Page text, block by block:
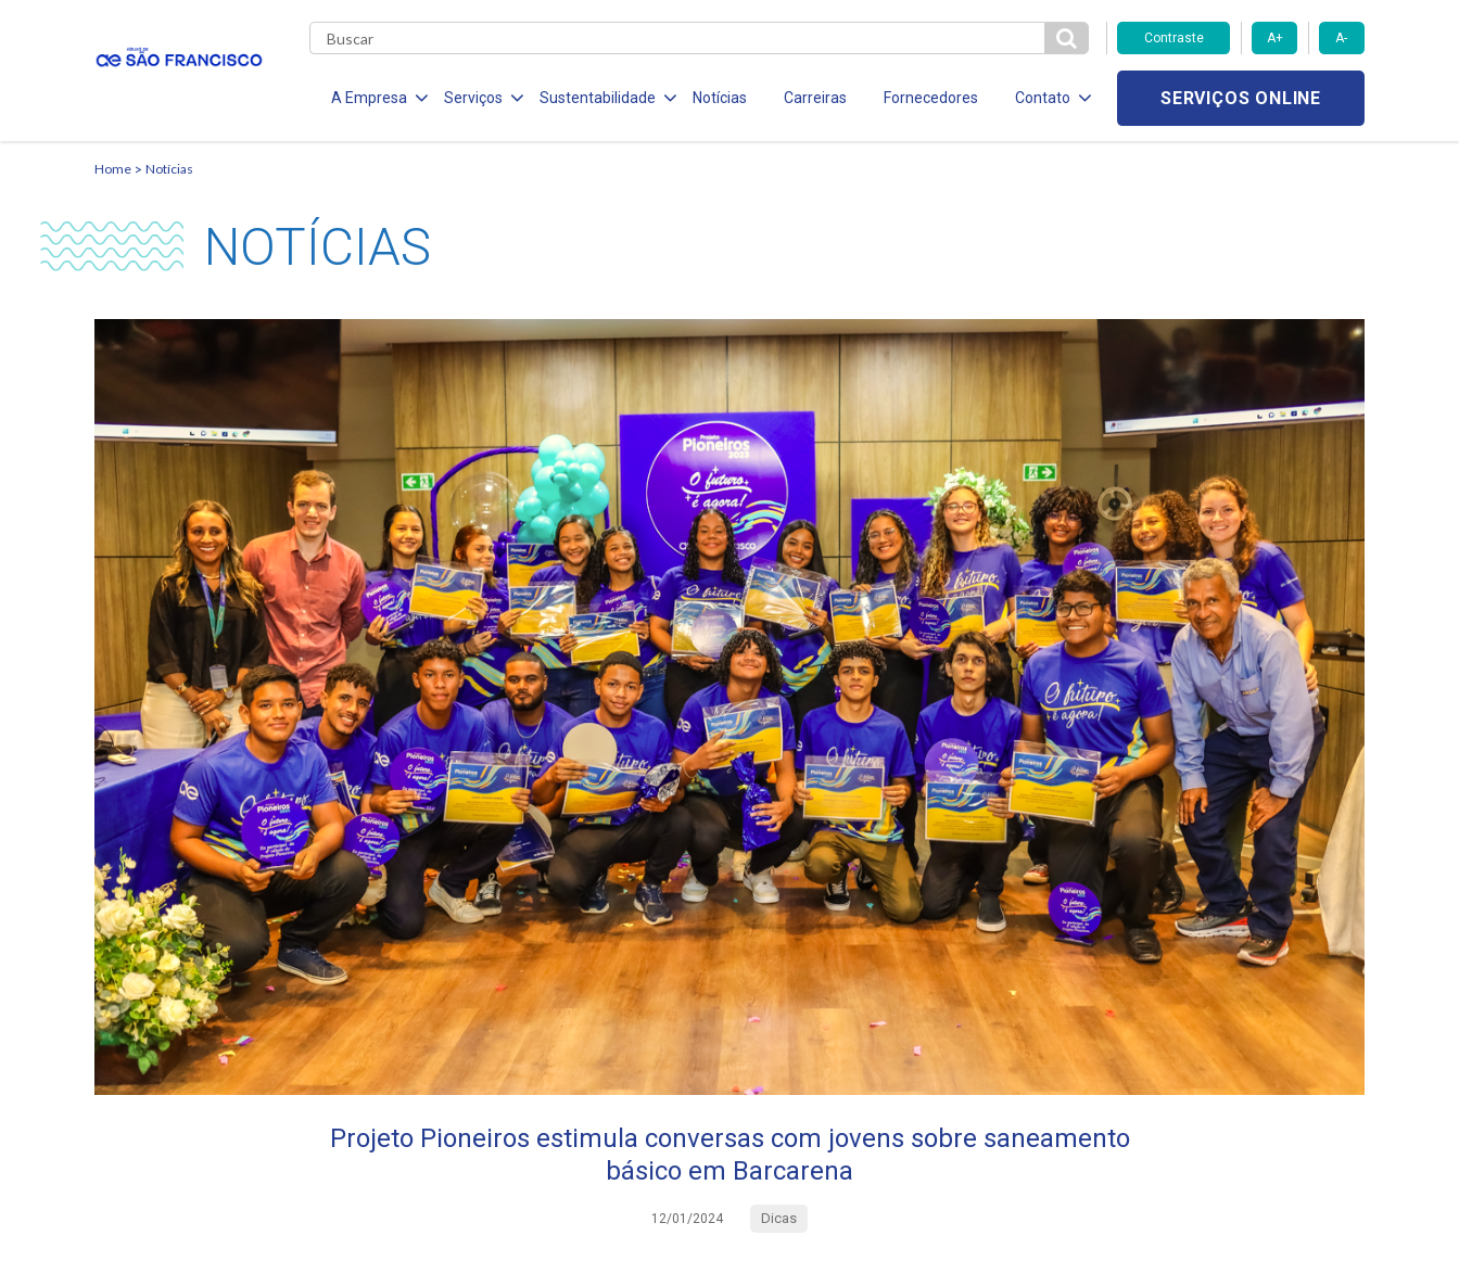
Contraste A+ A-
A Empresa Serviços Sustentabilidade Notícias Carreiras Fornecedores Contato SERVIÇOS ONLINE
Home Notícias
NOTÍCIAS
Projeto Pioneiros estimula conversas com jovens sobre saneamento
básico em Barcarena
12/01/2024 Dicas